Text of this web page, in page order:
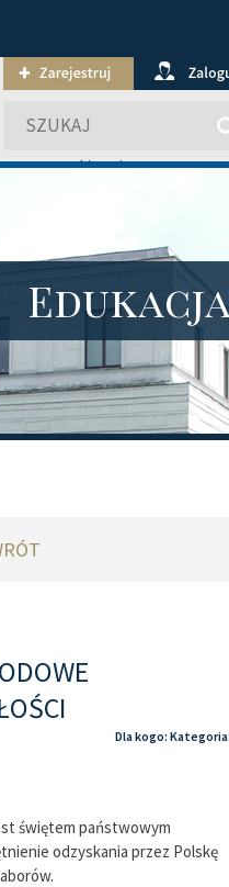
wyszukiwanie
Dla kogo:
świętem państwowym
odzyskania przez Polskę